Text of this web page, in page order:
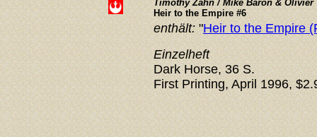
Timothy Zahn / Mike Baron & Olivier
Heir to the Empire #6
enthält:"Heir to the Empire
Einzelheft
Dark Horse, 36 S.
First Printing, April 1996,